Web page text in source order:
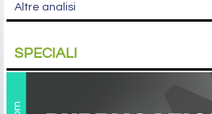
Altre analisi
SPECIALI